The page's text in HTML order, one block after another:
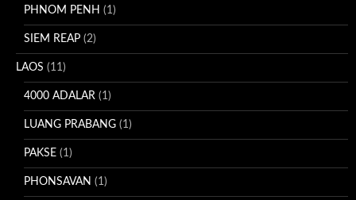
PHNOM PENH (1)
SIEM REAP (2)
LAOS (11)
4000 ADALAR (1)
LUANG PRABANG (1)
PAKSE (1)
PHONSAVAN (1)